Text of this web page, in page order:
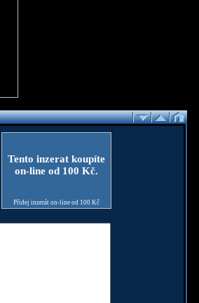
Tento inzerat koupíte
on-line od 100 Kč.
Přidej inzerát on-line od 100 Kč